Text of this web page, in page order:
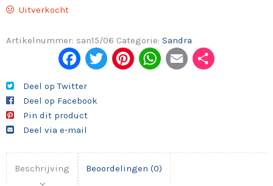
Uitverkocht
Artikelnummer: san15/06 Categorie: Sandra
Fac
ok
Twi
Pint
Wh
Em
Deel op Twitter
Deel op Facebook
Pin dit product
Deel via e-mail
Beschrijving Beoordelingen (0)